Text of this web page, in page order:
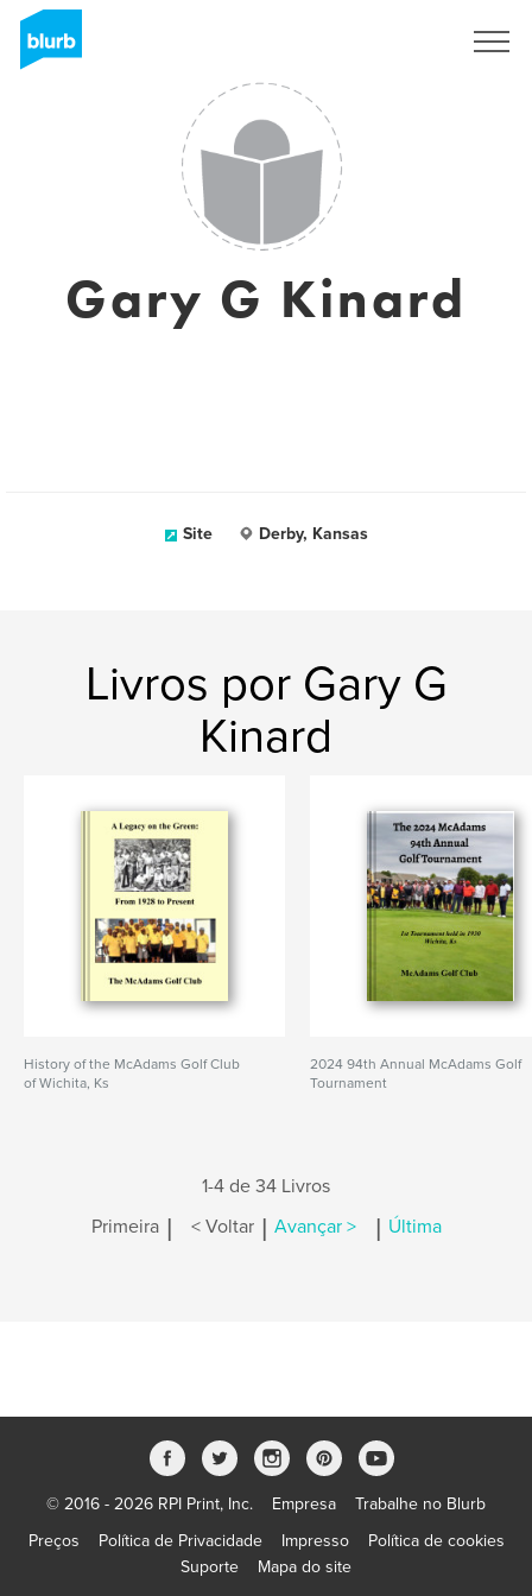
Gary G Kinard
Site Derby, Kansas
Livros por Gary G
Kinard
History of the McAdams Golf Club
of Wichita, Ks
2024 94th Annual McAdams Golf
Tournament
1-4 de 34 Livros
Primeira | < Voltar | Avançar > | Última
© 2016 - 2026 RPI Print, Inc. Empresa
Trabalhe no Blurb
Preços
Política de Privacidade Impresso
Política de cookies
Suporte
Mapa do site